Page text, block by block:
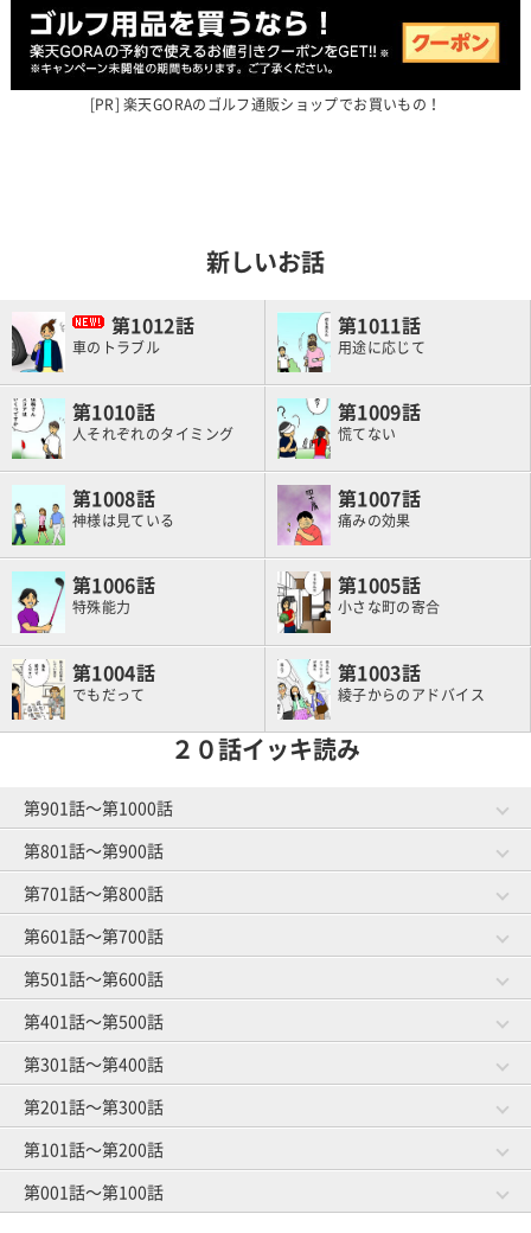
楽天GORAのゴルフ通販ショップでお買いもの！
新しいお話
1012
車のトラブル
1011
用途に応じて
1010
人それぞれのタイミング
1009
慌てない
1008
神様は見ている
1007
痛みの効果
1006
特殊能力
1005
小さな町の寄合
1004
でもだって
1003
綾子からのアドバイス
２０話イッキ読み
第901話～第1000話
第981話～第1000話
作戦成功？ 将来の予防
グループレッスン
第901話～第920話
体のことを考える
第801話～第900話
第881話～第900話
ゴルファーと焼肉 お菓子事情
教えられ魔
第801話～第820話
隣の芝は高級芝
第701話～第800話
第781話～第800話
ゴルフ友達とランチ スイングと服選び
練習にもマナー
第701話～第720話
初めての手引きゴルフ
第601話～第700話
第681話～第700話
ゴルファーのうたた寝 練習場の事情
スマートカジュアル
第601話～第620話
オヤジとショウタイム
第501話～第600話
第581話～第600話
打ち下ろしの距離計算 上がり３ホール
差し入れの行方
第501話～第520話
キャディマスター
第401話～第500話
第481話～第500話
トイレピンチ キャディさんの裏話
元旦ゴルフ
第401話～第420話
第301話～第400話
第381話～第400話
前日の調整 ゴルフ場の生き物
若さにジェラシー
第201話～第300話
第281話～第300話
初めてのマッチプレー ゴルフ場の怪談
第101話～第200話
第181話～第200話
憧れの歩きラウンド クローズ明け
第001話～第100話